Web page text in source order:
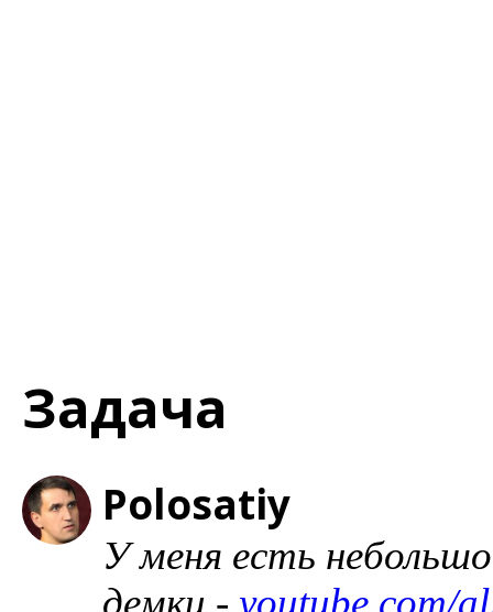
Задача
Polosatiy
У меня есть
демки -youtube.com/